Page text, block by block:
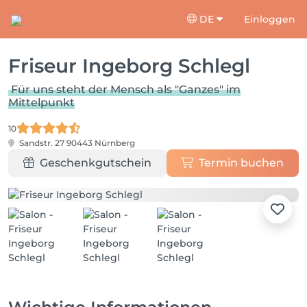
DE Einloggen
Friseur Ingeborg Schlegl
Für uns steht der Mensch als "Ganzes" im
Mittelpunkt
10
Sandstr. 27 90443 Nürnberg
Geschenkgutschein Termin buchen